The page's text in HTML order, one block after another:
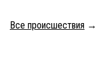
Все происшествия →